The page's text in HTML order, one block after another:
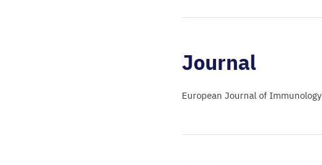
Journal
European Journal of Immunology